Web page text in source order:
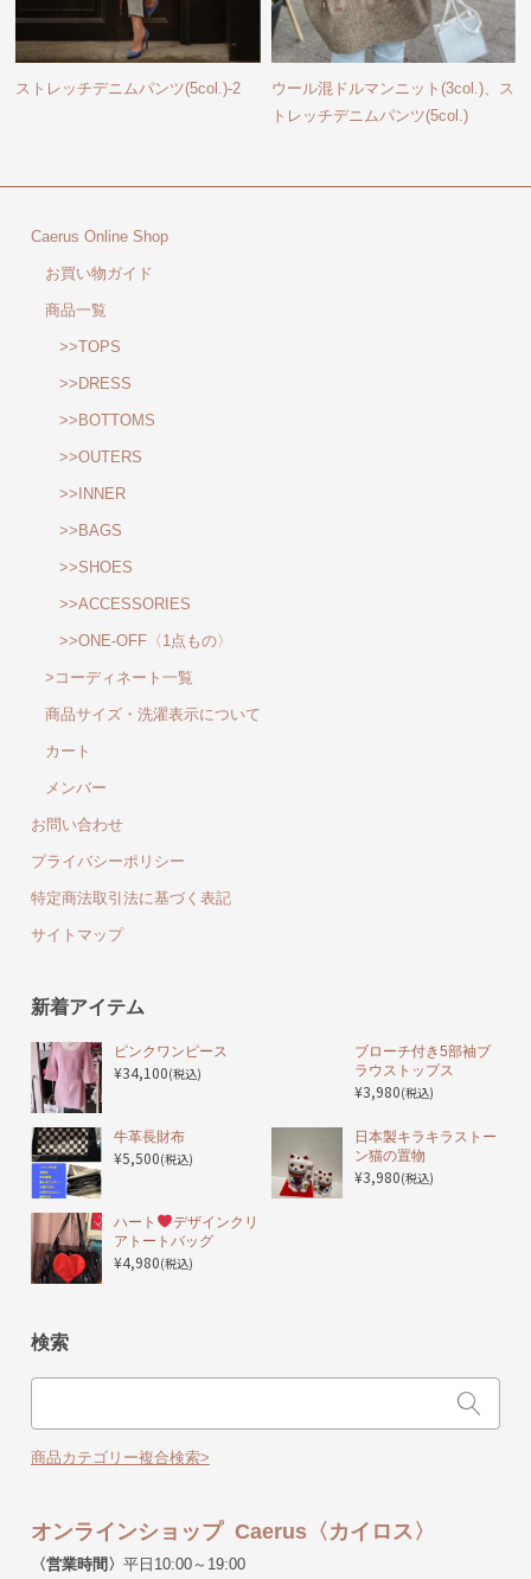
ストレッチデニムパンツ(5col.)-2
ウール混ドルマンニット(3col.)、ス
トレッチデニムパンツ(5col.)
Caerus Online Shop
お買い物ガイド
商品一覧
>>TOPS
>>DRESS
>>BOTTOMS
>>OUTERS
>>INNER
>>BAGS
>>SHOES
>>ACCESSORIES
>>ONE-OFF〈1点もの〉
>コーディネート一覧
商品サイズ・洗濯表示について
カート
メンバー
お問い合わせ
プライバシーポリシー
特定商法取引法に基づく表記
サイトマップ
新着アイテム
ピンクワンピース
¥34,100(税込)
ブローチ付き5部袖ブ
ラウストップス
¥3,980(税込)
️牛革長財布
¥5,500(税込)
日本製キラキラストー
ン猫の置物
¥3,980(税込)
ハート
デザインクリ
アトートバッグ
¥4,980(税込)
検索
商品カテゴリー複合検索>
オンラインショップ Caerus〈カイロス〉
〈営業時間〉 平日10:00～19:00